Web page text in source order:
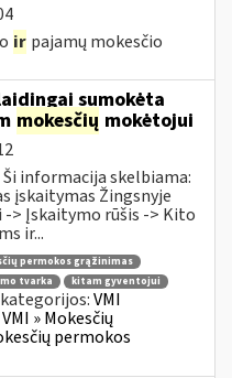
ir pajamų mokesčio
sumokėta
mokesčių mokėtojui
informacija skelbiama:
įskaitymas Žingsnyje
> Įskaitymo rūšis -> Kito
ir...
permokos grąžinimas
tvarka
kitam gyventojui
VMI
» Mokesčių
permokos